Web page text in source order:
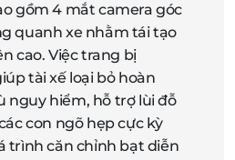
gồm 4 mắt camera góc
quanh xe nhằm tái tạo
cao. Việc trang bị
tài xế loại bỏ hoàn
nguy hiểm, hỗ trợ lùi đỗ
con ngõ hẹp cực kỳ
trình căn chỉnh bạt diễn